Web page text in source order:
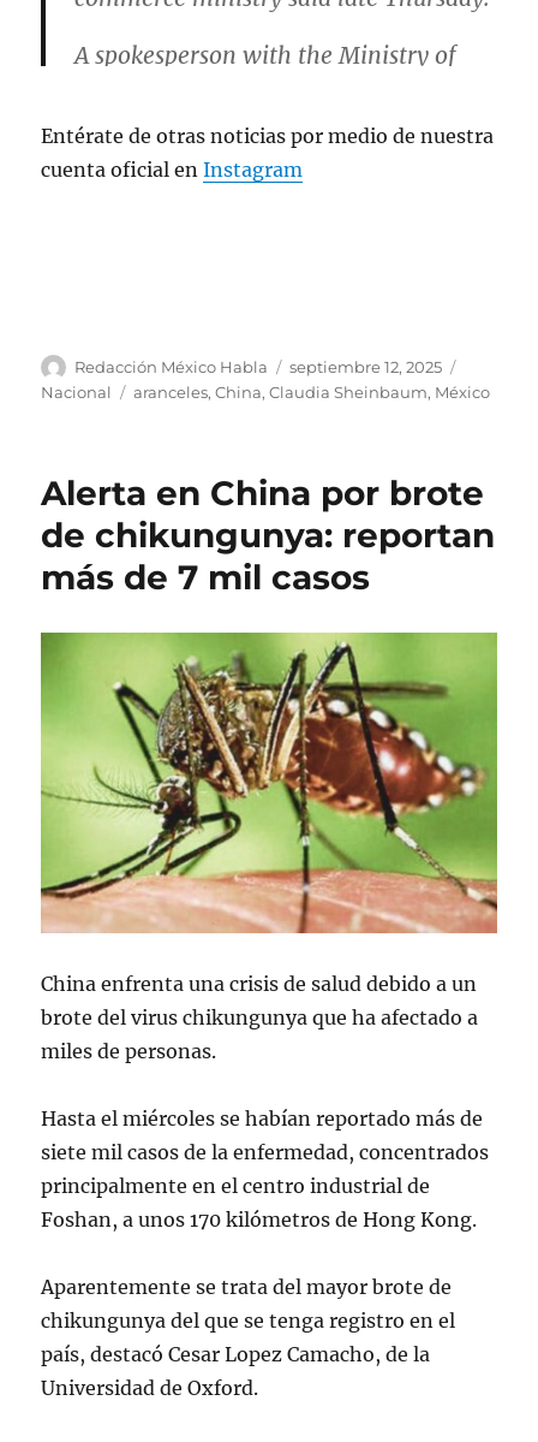
A spokesperson with the Ministry of
Mexico is planning to increase…
Entérate de otras noticias por medio de nuestra
cuenta oficial enInstagram
A
u
Redacción México Habla
P
u
c
d
o
e
septiembre 12, 2025
a
o
í
Nacional
E
u
e
t
a
s
aranceles,China,Claudia Sheinbaum, México
Alerta en China por brote
de chikungunya: reportan
más de 7 mil casos
China enfrenta una crisis de salud debido a un
brote del virus chikungunya que ha afectado a
miles de personas.
Hasta el miércoles se habían reportado más de
siete mil casos de la enfermedad, concentrados
principalmente en el centro industrial de
Foshan, a unos 170 kilómetros de Hong Kong.
Aparentemente se trata del mayor brote de
chikungunya del que se tenga registro en el
país, destacó Cesar Lopez Camacho, de la
Universidad de Oxford.